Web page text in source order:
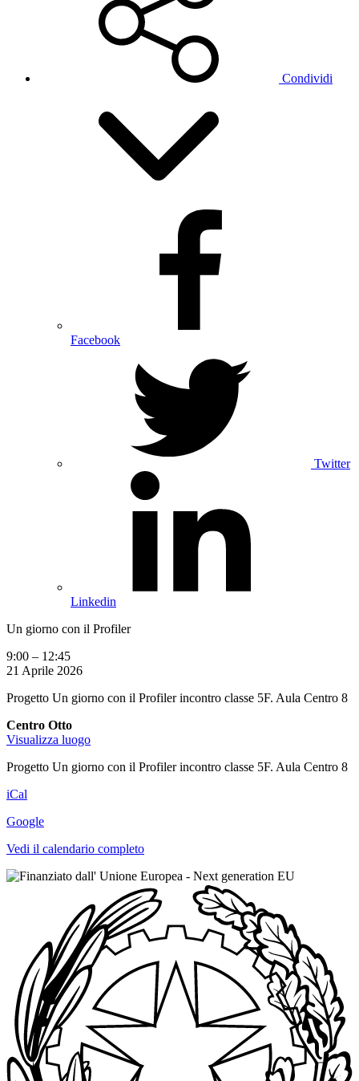
Condividi
Facebook
Twitter
Linkedin
Un giorno con il Profiler
9:00 – 12:45
21 Aprile 2026
Progetto Un giorno con il Profiler incontro classe 5F. Aula Centro 8
Centro Otto
Visualizza luogo
Progetto Un giorno con il Profiler incontro classe 5F. Aula Centro 8
iCal
Google
Vedi il calendario completo